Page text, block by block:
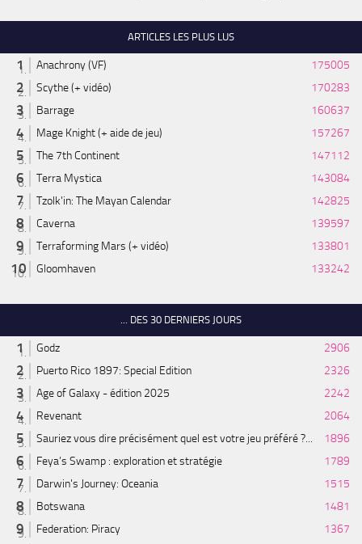
ARTICLES LES PLUS LUS
Anachrony (VF)
175005
Scythe (+ vidéo)
170283
Barrage
160637
Mage Knight (+ aide de jeu)
157267
The 7th Continent
147112
Terra Mystica
143084
Tzolk'in: The Mayan Calendar
142825
Caverna
139597
Terraforming Mars (+ vidéo)
133801
Gloomhaven
133242
... DES 30 DERNIERS JOURS
Godz
2906
Puerto Rico 1897: Special Edition
2326
Age of Galaxy - édition 2025
2242
Revenant
2064
Sauriez vous dire précisément quel est votre jeu préféré ?...
1896
Feya’s Swamp : exploration et stratégie
1789
Darwin's Journey: Oceania
1515
Botswana
1481
Federation: Piracy
1367